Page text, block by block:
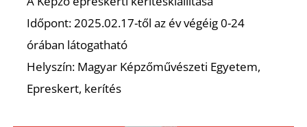
Időpont: 2025.02.17-től az év végéig 0-24
órában látogatható
Helyszín: Magyar Képzőművészeti Egyetem,
Epreskert, kerítés